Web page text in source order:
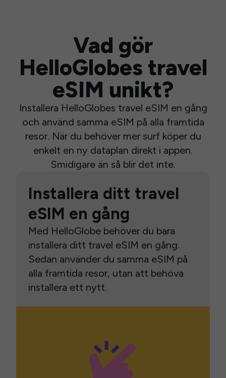
Vad gör
HelloGlobes travel
eSIM unikt?
Installera HelloGlobes travel eSIM en gång
och använd samma eSIM på alla framtida
resor. När du behöver mer surf köper du
enkelt en ny dataplan direkt i appen.
Smidigare än så blir det inte.
Installera ditt travel
eSIM en gång
Med HelloGlobe behöver du bara
installera ditt travel eSIM en gång.
Sedan använder du samma eSIM på
alla framtida resor, utan att behöva
installera ett nytt.